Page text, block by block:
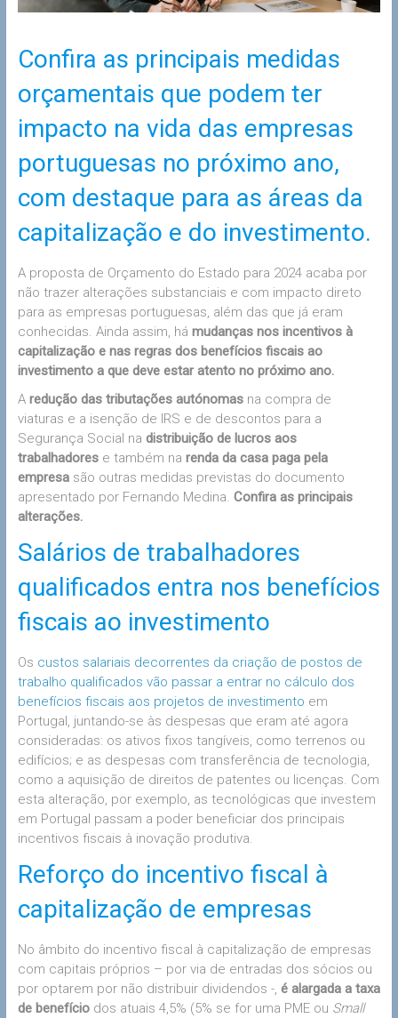
Confira as principais medidas
orçamentais que podem ter
impacto na vida das empresas
portuguesas no próximo ano,
com destaque para as áreas da
capitalização e do investimento.
A proposta de Orçamento do Estado para 2024 acaba por
não trazer alterações substanciais e com impacto direto
para as empresas portuguesas, além das que já eram
conhecidas. Ainda assim, há mudanças nos incentivos à
capitalização e nas regras dos benefícios fiscais ao
investimento a que deve estar atento no próximo ano.
A redução das tributações autónomasna compra de
viaturas e a isenção de IRS e de descontos para a
Segurança Social na distribuição de lucros aos
trabalhadorese também na renda da casa paga pela
empresasão outras medidas previstas do documento
apresentado por Fernando Medina. Confira as principais
alterações.
Salários de trabalhadores
qualificados entra nos benefícios
fiscais ao investimento
Os custos salariais decorrentes da criação de postos de
trabalho qualificados vão passar a entrar no cálculo dos
benefícios fiscais aos projetos de investimento em
Portugal, juntando-se às despesas que eram até agora
consideradas: os ativos fixos tangíveis, como terrenos ou
edifícios; e as despesas com transferência de tecnologia,
como a aquisição de direitos de patentes ou licenças. Com
esta alteração, por exemplo, as tecnológicas que investem
em Portugal passam a poder beneficiar dos principais
incentivos fiscais à inovação produtiva.
Reforço do incentivo fiscal à
capitalização de empresas
No âmbito do incentivo fiscal à capitalização de empresas
com capitais próprios – por via de entradas dos sócios ou
por optarem por não distribuir dividendos -, é alargada a taxa
de benefíciodos atuais 4,5% (5% se for uma PME ou Small